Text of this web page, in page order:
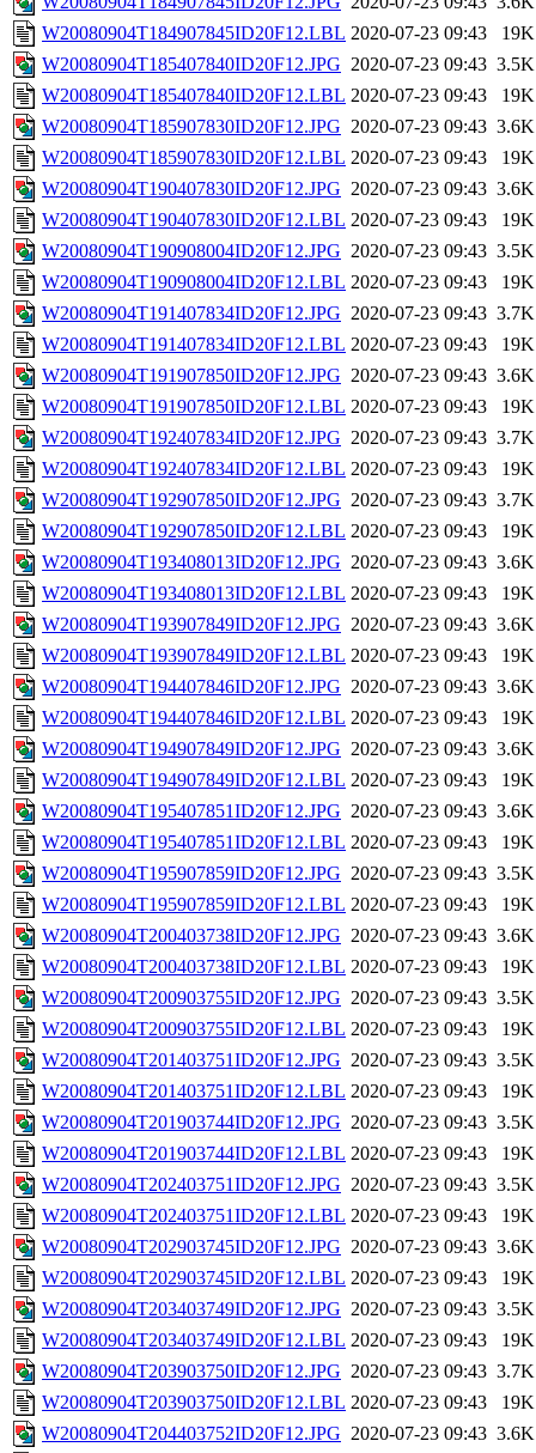
W20080904T184907845ID20F12.LBL 2020-07-23 09:43
19K
W20080904T185407840ID20F12.JPG 2020-07-23 09:43 3.5K
W20080904T185407840ID20F12.LBL 2020-07-23 09:43
19K
W20080904T185907830ID20F12.JPG 2020-07-23 09:43 3.6K
W20080904T185907830ID20F12.LBL 2020-07-23 09:43
19K
W20080904T190407830ID20F12.JPG 2020-07-23 09:43 3.6K
W20080904T190407830ID20F12.LBL 2020-07-23 09:43
19K
W20080904T190908004ID20F12.JPG 2020-07-23 09:43 3.5K
W20080904T190908004ID20F12.LBL 2020-07-23 09:43
19K
W20080904T191407834ID20F12.JPG 2020-07-23 09:43 3.7K
W20080904T191407834ID20F12.LBL 2020-07-23 09:43
19K
W20080904T191907850ID20F12.JPG 2020-07-23 09:43 3.6K
W20080904T191907850ID20F12.LBL 2020-07-23 09:43
19K
W20080904T192407834ID20F12.JPG 2020-07-23 09:43 3.7K
W20080904T192407834ID20F12.LBL 2020-07-23 09:43
19K
W20080904T192907850ID20F12.JPG 2020-07-23 09:43 3.7K
W20080904T192907850ID20F12.LBL 2020-07-23 09:43
19K
W20080904T193408013ID20F12.JPG 2020-07-23 09:43 3.6K
W20080904T193408013ID20F12.LBL 2020-07-23 09:43
19K
W20080904T193907849ID20F12.JPG 2020-07-23 09:43 3.6K
W20080904T193907849ID20F12.LBL 2020-07-23 09:43
19K
W20080904T194407846ID20F12.JPG 2020-07-23 09:43 3.6K
W20080904T194407846ID20F12.LBL 2020-07-23 09:43
19K
W20080904T194907849ID20F12.JPG 2020-07-23 09:43 3.6K
W20080904T194907849ID20F12.LBL 2020-07-23 09:43
19K
W20080904T195407851ID20F12.JPG 2020-07-23 09:43 3.6K
W20080904T195407851ID20F12.LBL 2020-07-23 09:43
19K
W20080904T195907859ID20F12.JPG 2020-07-23 09:43 3.5K
W20080904T195907859ID20F12.LBL 2020-07-23 09:43
19K
W20080904T200403738ID20F12.JPG 2020-07-23 09:43 3.6K
W20080904T200403738ID20F12.LBL 2020-07-23 09:43
19K
W20080904T200903755ID20F12.JPG 2020-07-23 09:43 3.5K
W20080904T200903755ID20F12.LBL 2020-07-23 09:43
19K
W20080904T201403751ID20F12.JPG 2020-07-23 09:43 3.5K
W20080904T201403751ID20F12.LBL 2020-07-23 09:43
19K
W20080904T201903744ID20F12.JPG 2020-07-23 09:43 3.5K
W20080904T201903744ID20F12.LBL 2020-07-23 09:43
19K
W20080904T202403751ID20F12.JPG 2020-07-23 09:43 3.5K
W20080904T202403751ID20F12.LBL 2020-07-23 09:43
19K
W20080904T202903745ID20F12.JPG 2020-07-23 09:43 3.6K
W20080904T202903745ID20F12.LBL 2020-07-23 09:43
19K
W20080904T203403749ID20F12.JPG 2020-07-23 09:43 3.5K
W20080904T203403749ID20F12.LBL 2020-07-23 09:43
19K
W20080904T203903750ID20F12.JPG 2020-07-23 09:43 3.7K
W20080904T203903750ID20F12.LBL 2020-07-23 09:43
19K
W20080904T204403752ID20F12.JPG 2020-07-23 09:43 3.6K